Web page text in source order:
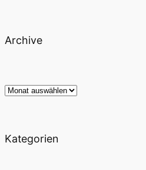
Archive
Archiv
Kategorien